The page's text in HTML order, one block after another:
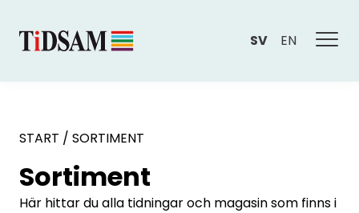
SV EN
START / SORTIMENT
Sortiment
Här hittar du alla tidningar och magasin som finns i